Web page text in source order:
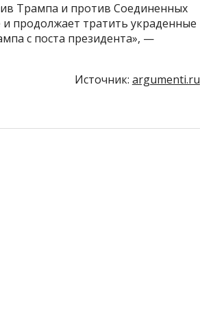
Трампа и против Соединенных
продолжает тратить украденные
с поста президента», —
Источник: argumenti.ru